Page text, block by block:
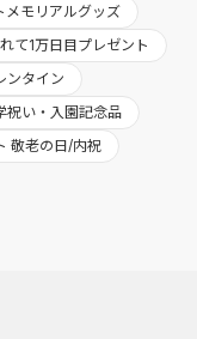
メモリアルグッズ
て1万日目プレゼント
ンタイン
祝い・入園記念品
敬老の日/内祝